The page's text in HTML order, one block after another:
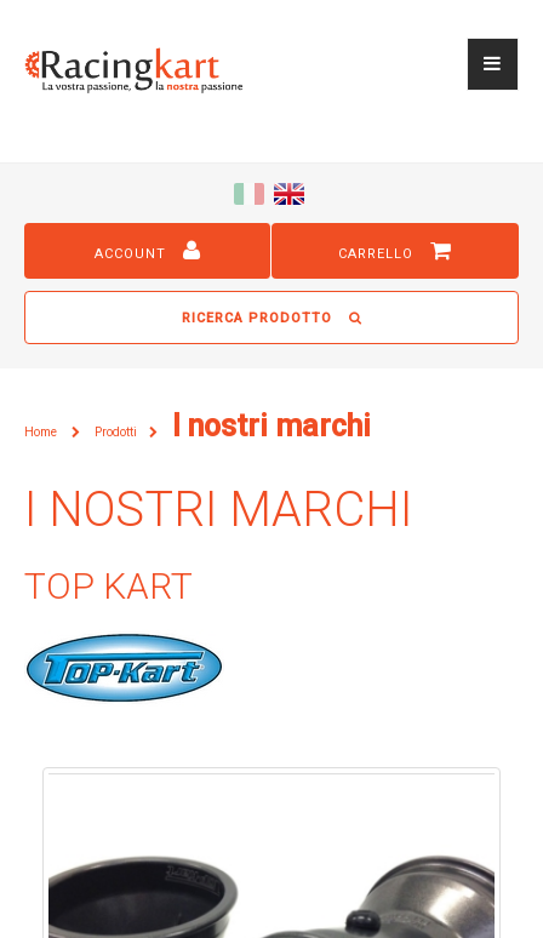
ACCOUNT CARRELLO
RICERCA PRODOTTO
Home Prodotti I nostri marchi
I NOSTRI MARCHI
TOP KART